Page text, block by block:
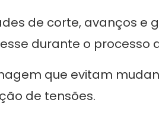
de corte, avanços e
durante o processo
que evitam
de tensões.